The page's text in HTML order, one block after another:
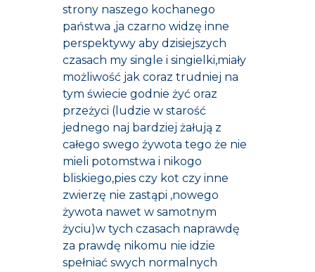
strony naszego kochanego
państwa ,ja czarno widzę inne
perspektywy aby dzisiejszych
czasach my single i singielki,miały
możliwość jak coraz trudniej na
tym świecie godnie żyć oraz
przeżyci (ludzie w starość
jednego naj bardziej żałują z
całego swego żywota tego że nie
mieli potomstwa i nikogo
bliskiego,pies czy kot czy inne
zwierzę nie zastąpi ,nowego
żywota nawet w samotnym
życiu)w tych czasach naprawdę
za prawdę nikomu nie idzie
spełniać swych normalnych